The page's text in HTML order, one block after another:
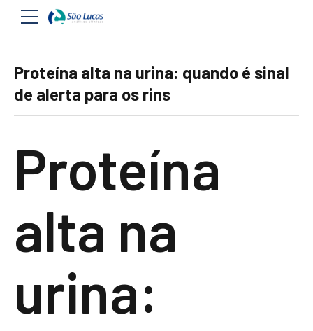
Proteína alta na urina: quando é sinal
de alerta para os rins
Proteína
alta na
urina: